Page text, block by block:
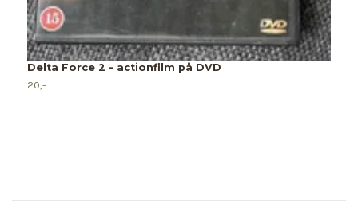
Delta Force 2 – actionfilm på DVD
20,-